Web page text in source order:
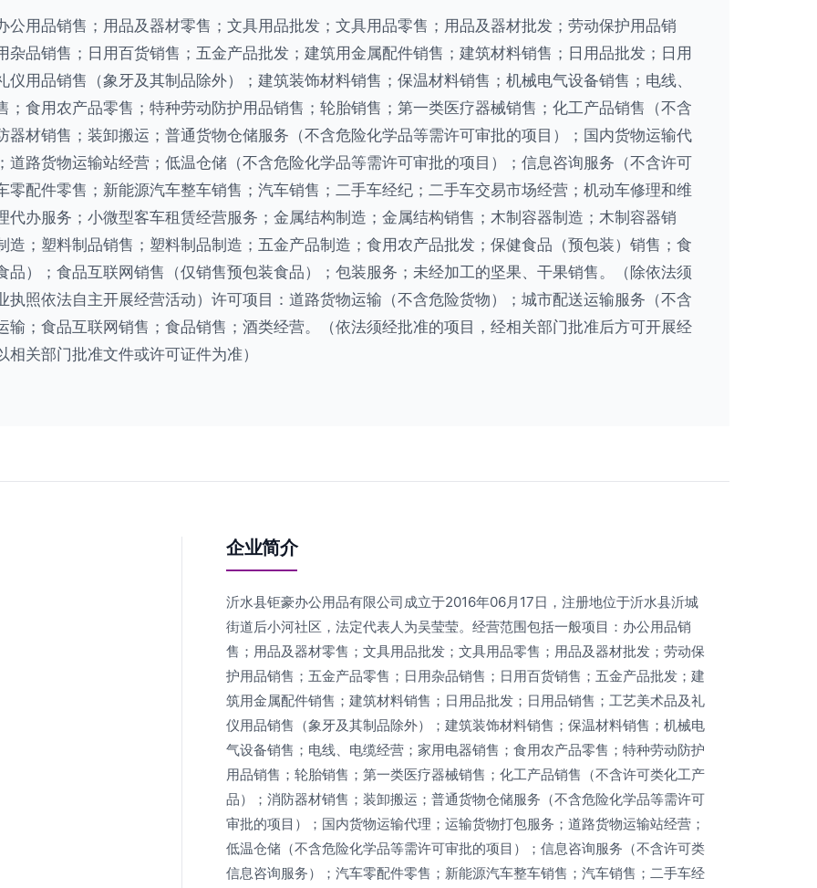
公用品销售；用品及器材零售；文具用品批发；文具用品零售；用品及器材批发；劳动保护用品销
杂品销售；日用百货销售；五金产品批发；建筑用金属配件销售；建筑材料销售；日用品批发；日用
仪用品销售（象牙及其制品除外）；建筑装饰材料销售；保温材料销售；机械电气设备销售；电线、
；食用农产品零售；特种劳动防护用品销售；轮胎销售；第一类医疗器械销售；化工产品销售（不含
器材销售；装卸搬运；普通货物仓储服务（不含危险化学品等需许可审批的项目）；国内货物运输代
道路货物运输站经营；低温仓储（不含危险化学品等需许可审批的项目）；信息咨询服务（不含许可
零配件零售；新能源汽车整车销售；汽车销售；二手车经纪；二手车交易市场经营；机动车修理和维
代办服务；小微型客车租赁经营服务；金属结构制造；金属结构销售；木制容器制造；木制容器销
造；塑料制品销售；塑料制品制造；五金产品制造；食用农产品批发；保健食品（预包装）销售；食
品）；食品互联网销售（仅销售预包装食品）；包装服务；未经加工的坚果、干果销售。（除依法须
执照依法自主开展经营活动）许可项目：道路货物运输（不含危险货物）；城市配送运输服务（不含
输；食品互联网销售；食品销售；酒类经营。（依法须经批准的项目，经相关部门批准后方可开展经
关部门批准文件或许可证件为准）
企业简介
沂水县钜豪办公用品有限公司成立于2016年06月17日，注册地位于沂水县沂城
街道后小河社区，法定代表人为吴莹莹。经营范围包括一般项目：办公用品销
售；用品及器材零售；文具用品批发；文具用品零售；用品及器材批发；劳动保
护用品销售；五金产品零售；日用杂品销售；日用百货销售；五金产品批发；建
筑用金属配件销售；建筑材料销售；日用品批发；日用品销售；工艺美术品及礼
仪用品销售（象牙及其制品除外）；建筑装饰材料销售；保温材料销售；机械电
气设备销售；电线、电缆经营；家用电器销售；食用农产品零售；特种劳动防护
用品销售；轮胎销售；第一类医疗器械销售；化工产品销售（不含许可类化工产
品）；消防器材销售；装卸搬运；普通货物仓储服务（不含危险化学品等需许可
审批的项目）；国内货物运输代理；运输货物打包服务；道路货物运输站经营；
低温仓储（不含危险化学品等需许可审批的项目）；信息咨询服务（不含许可类
信息咨询服务）；汽车零配件零售；新能源汽车整车销售；汽车销售；二手车经